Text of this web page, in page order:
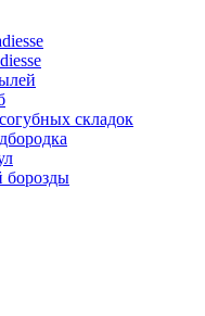
складок
борозды